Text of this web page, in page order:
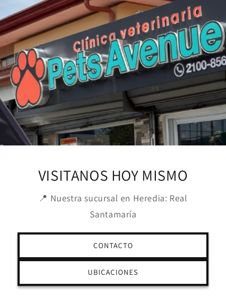
VISITANOS HOY MISMO
📍 Nuestra sucursal en Heredia: Real
Santamaría
CONTACTO
UBICACIONES